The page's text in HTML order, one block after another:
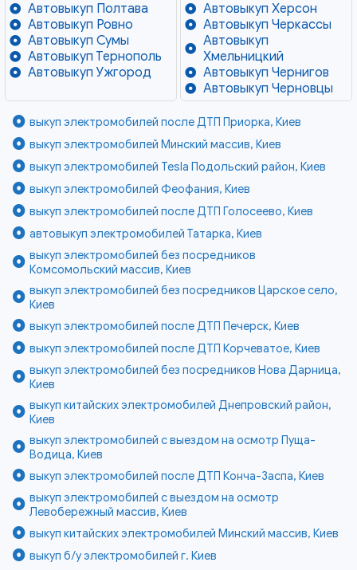
Автовыкуп Полтава
Автовыкуп Ровно
Автовыкуп Сумы
Автовыкуп Тернополь
Автовыкуп Ужгород
Автовыкуп Херсон
Автовыкуп Черкассы
Автовыкуп
Хмельницкий
Автовыкуп Чернигов
Автовыкуп Черновцы
выкуп электромобилей после ДТП Приорка, Киев
выкуп электромобилей Минский массив, Киев
выкуп электромобилей Tesla Подольский район, Киев
выкуп электромобилей Феофания, Киев
выкуп электромобилей после ДТП Голосеево, Киев
автовыкуп электромобилей Татарка, Киев
выкуп электромобилей без посредников
Комсомольский массив, Киев
выкуп электромобилей без посредников Царское село,
Киев
выкуп электромобилей после ДТП Печерск, Киев
выкуп электромобилей после ДТП Корчеватое, Киев
выкуп электромобилей без посредников Нова Дарница,
Киев
выкуп китайских электромобилей Днепровский район,
Киев
выкуп электромобилей с выездом на осмотр Пуща-
Водица, Киев
выкуп электромобилей после ДТП Конча-Заспа, Киев
выкуп электромобилей с выездом на осмотр
Левобережный массив, Киев
выкуп китайских электромобилей Минский массив, Киев
выкуп б/у электромобилей г. Киев